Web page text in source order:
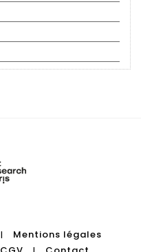
|
Mentions légales